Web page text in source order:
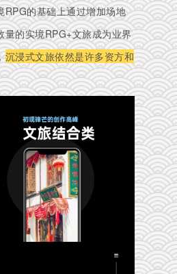
RPG的基础上通过增加场地
的实境RPG+文旅成为业界
沉浸式文旅依然是许多资方和